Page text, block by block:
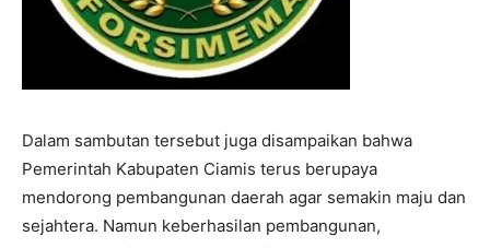
I WANT IN
I've read and accept thePrivacy Policy
Dalam sambutan tersebut juga disampaikan bahwa
Pemerintah Kabupaten Ciamis terus berupaya
mendorong pembangunan daerah agar semakin maju dan
sejahtera. Namun keberhasilan pembangunan,